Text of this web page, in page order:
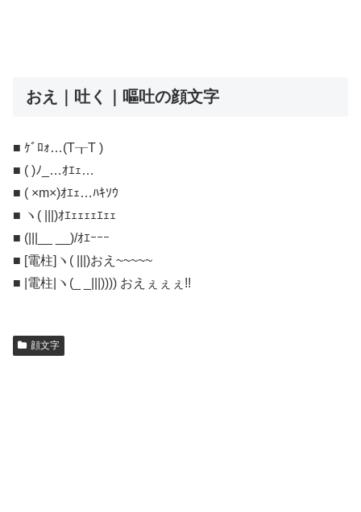
おえ｜吐く｜嘔吐の顔文字
■ ｹﾞﾛｫ…(T┰T )
■ ( )ﾉ_…ｵｴｪ…
■ ( ×m×)ｵｴｪ…ﾊｷｿｳ
■ ヽ( |||)ｵｴｪｪｪｪｴｪｪ
■ (|||__ __)/ｵｴｰｰｰ
■ [電柱]ヽ( |||)おえ~~~~~
■ |電柱|ヽ(_ _|||)))) おえぇぇぇ!!
顔文字